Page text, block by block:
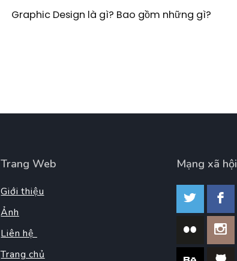
Graphic Design là gì? Bao gồm những gì?
Trang Web
Giới thiệu
Ảnh
Liên hệ
Trang chủ
Mạng xã hội